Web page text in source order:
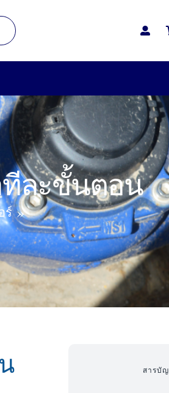
ทีละขั้นตอน
ร์
สารบัญ